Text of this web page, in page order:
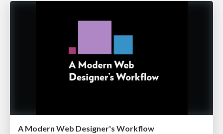
A Modern Web Designer's Workflow